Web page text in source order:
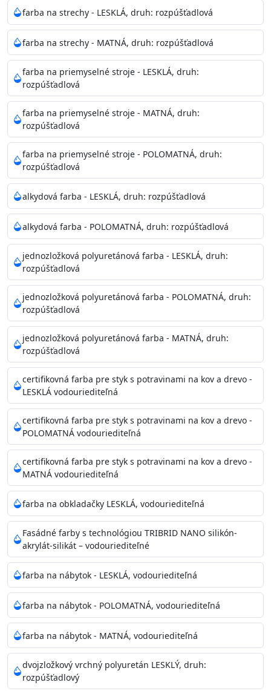
Neaplikujte pri teplote pod 5°C a nad teplotu 35°C alebo
pri relatívnej vlhkosti nad 80%.
Nepoužitá farba vyžaduje špeciálne zaobchádzanie na
bezpečnú likvidáciu.
Riedenie: do 10% vodou, podľa spôsobu aplikácie
Doba schnutia na dotyk
Doba na druhý náter: 3-4 hodiny
Balenie : 750ml, 1l, 3l, 9l, 15l
Výdatnosť na jednu vrstvu
Aplikácia: štetec, valček, striekacia pištoľ
Povrchová úprava: 1
Je možné tónovať v systéme Colorfull: áno
Merná hmotnosť : 1,54 ± 0,02 Kg / L (ISO 2811)
Čistenie: vodou
Príprava povrchu
Povrchy musia byť hladké, čisté, suché, zbavené prachu,
mastnoty, solí a materiálov so zlou priľnavosťou. Otvory
alebo trhliny vyplňte
akrylovým tmelom Acrylic putty, Visto alebo Acrylic light
putty a prebrúste. Nové alebo porézne povrchy natreté
menej kvalitnými farbami
vždy penetrujte. Odporúčané penetračné nátery
Acrylan Unco, Gypsum board alebo Vitex Primer 100% a
na škvrny použite Blanco eco
riediteľné vodou.
Skladovanie
48 mesiacov v orig. uzavretých obaloch medzi 5°C až
25°C
farba na strechy - LESKLÁ, druh: rozpúšťadlová
farba na strechy - MATNÁ, druh: rozpúšťadlová
farba na priemyselné stroje - LESKLÁ, druh:
rozpúšťadlová
farba na priemyselné stroje - MATNÁ, druh:
rozpúšťadlová
farba na priemyselné stroje - POLOMATNÁ, druh:
rozpúšťadlová
alkydová farba - LESKLÁ, druh: rozpúšťadlová
alkydová farba - POLOMATNÁ, druh: rozpúšťadlová
jednozložková polyuretánová farba - LESKLÁ, druh:
rozpúšťadlová
jednozložková polyuretánová farba - POLOMATNÁ, druh:
rozpúšťadlová
jednozložková polyuretánová farba - MATNÁ, druh:
rozpúšťadlová
certifikovná farba pre styk s potravinami na kov a drevo -
LESKLÁ vodouriediteľná
certifikovná farba pre styk s potravinami na kov a drevo -
POLOMATNÁ vodouriediteľná
certifikovná farba pre styk s potravinami na kov a drevo -
MATNÁ vodouriediteľná
farba na obkladačky LESKLÁ, vodouriediteľná
Fasádné farby s technológiou TRIBRID NANO silikón-
akrylát-silikát – vodouriediteľné
farba na nábytok - LESKLÁ, vodouriediteľná
farba na nábytok - POLOMATNÁ, vodouriediteľná
farba na nábytok - MATNÁ, vodouriediteľná
dvojzložkový vrchný polyuretán LESKLÝ, druh:
rozpúšťadlový